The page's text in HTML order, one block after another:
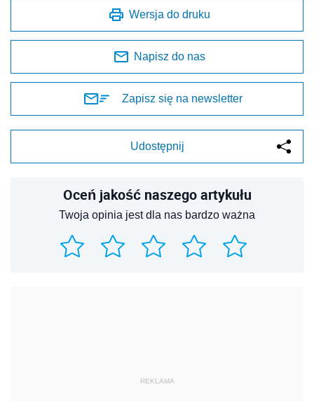
Wersja do druku
Napisz do nas
Zapisz się na newsletter
Udostępnij
Oceń jakość naszego artykułu
Twoja opinia jest dla nas bardzo ważna
REKLAMA